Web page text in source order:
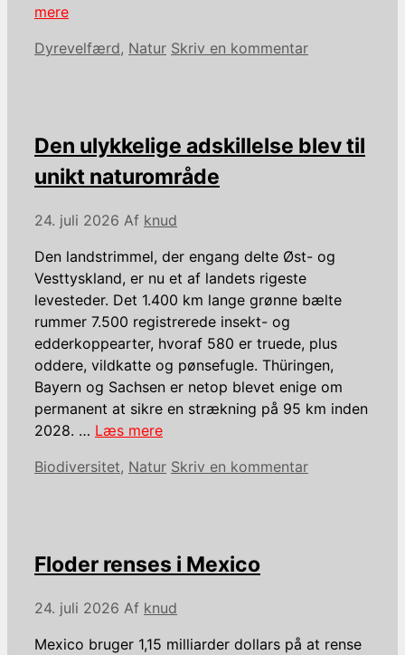
mere
Kategorier
Dyrevelfærd, Natur Skriv en kommentar
Den ulykkelige adskillelse blev til
unikt naturområde
24. juli 2026 Af knud
Den landstrimmel, der engang delte Øst- og
Vesttyskland, er nu et af landets rigeste
levesteder. Det 1.400 km lange grønne bælte
rummer 7.500 registrerede insekt- og
edderkoppearter, hvoraf 580 er truede, plus
oddere, vildkatte og pønsefugle. Thüringen,
Bayern og Sachsen er netop blevet enige om
permanent at sikre en strækning på 95 km inden
2028. … Læs mere
Kategorier
Biodiversitet, Natur Skriv en kommentar
Floder renses i Mexico
24. juli 2026 Af knud
Mexico bruger 1,15 milliarder dollars på at rense